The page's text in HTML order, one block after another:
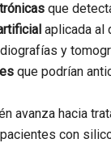
que
aplicada al
y
que podrían
avanza hacia
con